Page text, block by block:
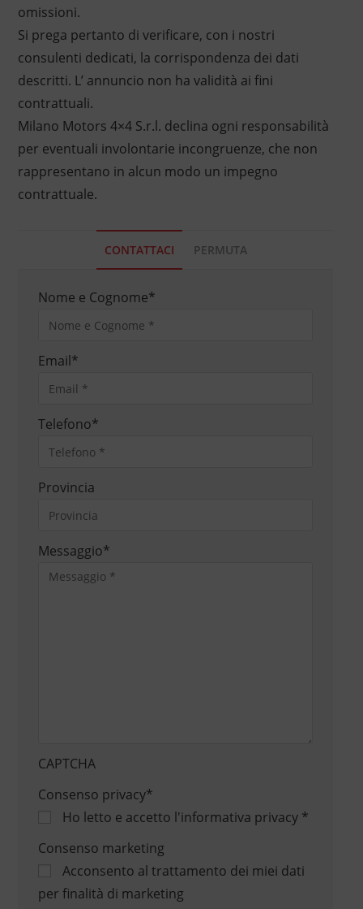
omissioni.
Si prega pertanto di verificare, con i nostri
consulenti dedicati, la corrispondenza dei dati
descritti. L’ annuncio non ha validità ai fini
contrattuali.
Milano Motors 4×4 S.r.l. declina ogni responsabilità
per eventuali involontarie incongruenze, che non
rappresentano in alcun modo un impegno
contrattuale.
CONTATTACI PERMUTA
Nome e Cognome*
Email*
Telefono*
Provincia
Messaggio*
CAPTCHA
Consenso privacy*
Ho letto e accetto l'informativa privacy*
Consenso marketing
Acconsento al trattamento dei miei dati
per finalità di marketing